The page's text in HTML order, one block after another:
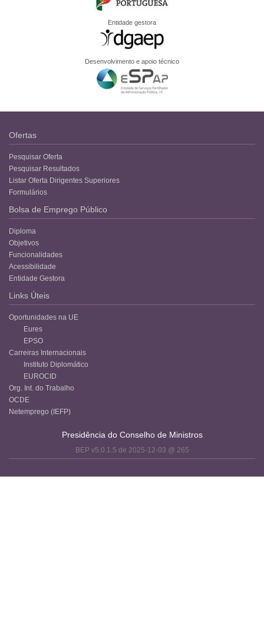
Entidade gestora
Desenvolvimento e apoio técnico
Ofertas
Pesquisar Oferta
Pesquisar Resultados
Listar Oferta Dirigentes Superiores
Formulários
Bolsa de Emprego Público
Diploma
Objetivos
Funcionalidades
Acessibilidade
Entidade Gestora
Links Úteis
Oportunidades na UE
Eures
EPSO
Carreiras Internacionais
Instituto Diplomático
EUROCID
Org. Int. do Trabalho
OCDE
Netemprego (IEFP)
Presidência do Conselho de Ministros
BEP v5.0.1.5 de 2025-12-03 @ 265